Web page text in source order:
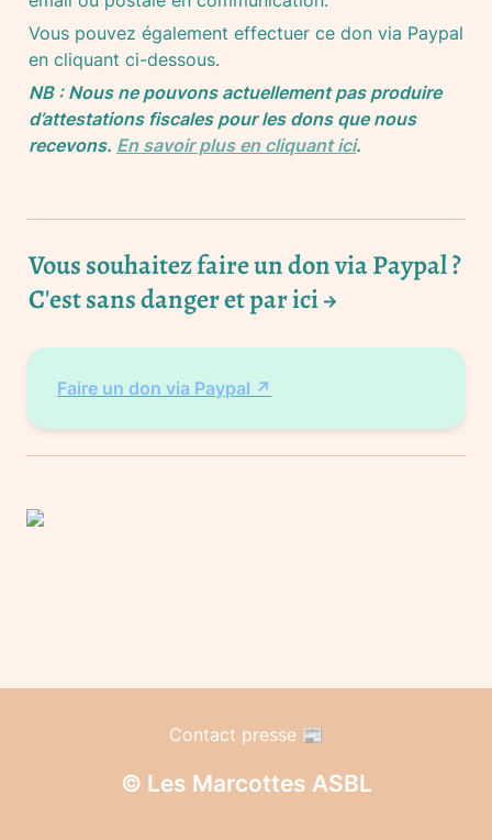
Vous pouvez également effectuer ce don via Paypal
en cliquant ci-dessous.
NB : Nous ne pouvons actuellement pas produire
d’attestations fiscales pour les dons que nous
recevons. En savoir plus en cliquant ici.
Vous souhaitez faire un don via Paypal ?
C'est sans danger et par ici →
Faire un don via Paypal ↗️
© Les Marcottes ASBL
Contact presse 📰